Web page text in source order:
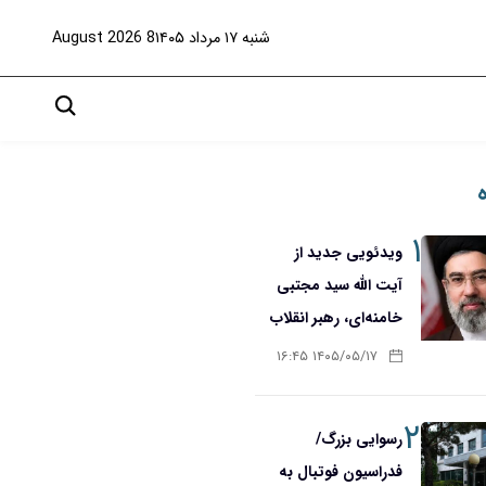
شنبه ۱۷ مرداد ۱۴۰۵ 8 August 2026
۱ ویدئویی جدید از
آیت الله سید مجتبی
خامنه‌ای، رهبر انقلاب
۱۴۰۵/۰۵/۱۷ ۱۶:۴۵
۲رسوایی بزرگ/
فدراسیون فوتبال به